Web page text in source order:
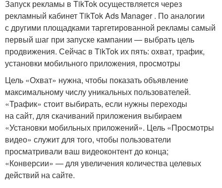
Запуск рекламы в TikTok осуществляется через
рекламный кабинет TikTok Ads Manager . По аналогии
с другими площадками таргетированной рекламы самый
первый шаг при запуске кампании — выбрать цель
продвижения. Сейчас в TikTok их пять: охват, трафик,
установки мобильного приложения, просмотры
Цель «Охват» нужна, чтобы показать объявление
максимальному числу уникальных пользователей.
«Трафик» стоит выбирать, если нужны переходы
на сайт, для скачиваний приложения выбираем
«Установки мобильных приложений». Цель «Просмотры
видео» служит для того, чтобы пользователи
просматривали ваш видеоконтент до конца;
«Конверсии» — для увеличения количества целевых
действий на сайте.